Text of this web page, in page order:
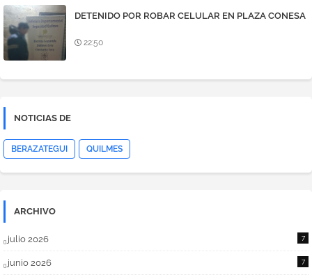
DETENIDO POR ROBAR CELULAR EN PLAZA CONESA
22:50
NOTICIAS DE
BERAZATEGUI QUILMES
ARCHIVO
julio 2026 7
junio 2026 7